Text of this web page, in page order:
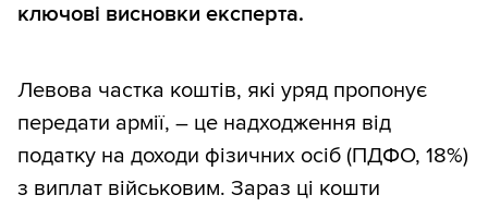
ключові висновки експерта.
Левова частка коштів, які уряд пропонує
передати армії, – це надходження від
податку на доходи фізичних осіб (ПДФО, 18%)
з виплат військовим. Зараз ці кошти